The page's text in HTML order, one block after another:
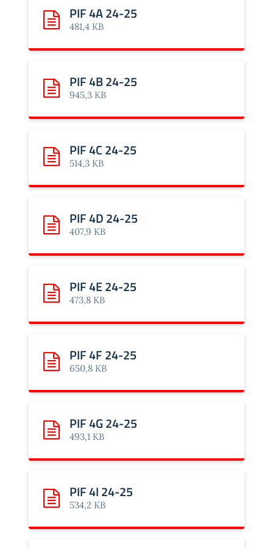
Scarica: PIF 4A 24-25
PIF 4A 24-25
481,4 KB
Scarica: PIF 4B 24-25
PIF 4B 24-25
945,3 KB
Scarica: PIF 4C 24-25
PIF 4C 24-25
514,3 KB
Scarica: PIF 4D 24-25
PIF 4D 24-25
407,9 KB
Scarica: PIF 4E 24-25
PIF 4E 24-25
473,8 KB
Scarica: PIF 4F 24-25
PIF 4F 24-25
650,8 KB
Scarica: PIF 4G 24-25
PIF 4G 24-25
493,1 KB
Scarica: PIF 4I 24-25
PIF 4I 24-25
534,2 KB